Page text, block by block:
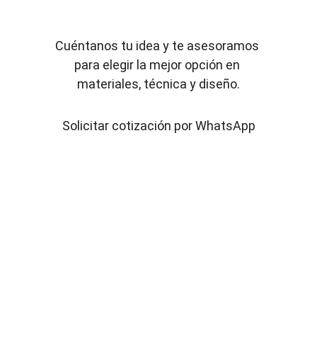
Creamos detalles que conectan
personas
Cuéntanos tu idea y te asesoramos
para elegir la mejor opción en
materiales, técnica y diseño.
Solicitar cotización por WhatsApp